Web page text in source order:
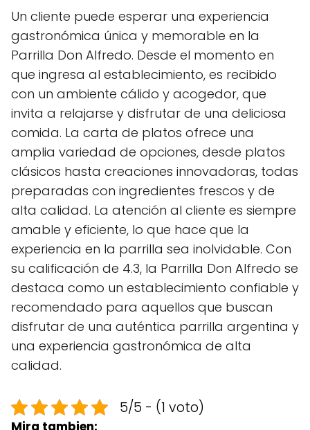
Un cliente puede esperar una experiencia
gastronómica única y memorable en la
Parrilla Don Alfredo. Desde el momento en
que ingresa al establecimiento, es recibido
con un ambiente cálido y acogedor, que
invita a relajarse y disfrutar de una deliciosa
comida. La carta de platos ofrece una
amplia variedad de opciones, desde platos
clásicos hasta creaciones innovadoras, todas
preparadas con ingredientes frescos y de
alta calidad. La atención al cliente es siempre
amable y eficiente, lo que hace que la
experiencia en la parrilla sea inolvidable. Con
su calificación de 4.3, la Parrilla Don Alfredo se
destaca como un establecimiento confiable y
recomendado para aquellos que buscan
disfrutar de una auténtica parrilla argentina y
una experiencia gastronómica de alta
calidad.
5/5 - (1 voto)
Mira tambien: